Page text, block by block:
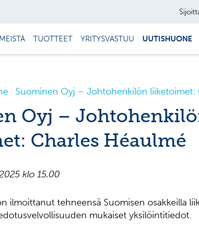
TUOTTEET YRITYSVASTUU UUTISHUONE
Suominen Oyj – Johtohenkilön liiketoimet:
Oyj –
Charles Héaulmé
klo 15.00
ilmoittanut tehneensä Suomisen osakkeilla
mukaiset yksilöintitiedot.